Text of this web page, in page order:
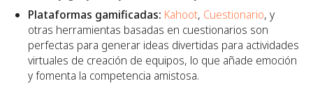
Plataformas gamificadas: Kahoot, Cuestionario, y
otras herramientas basadas en cuestionarios son
perfectas para generar ideas divertidas para actividades
virtuales de creación de equipos, lo que añade emoción
y fomenta la competencia amistosa.